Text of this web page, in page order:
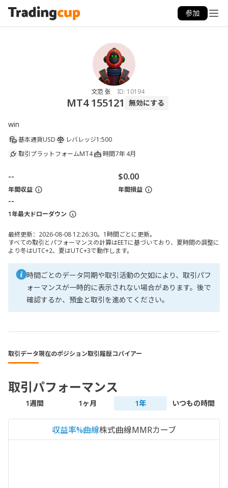
参加
文范 张 ID: 10194
MT4 155121 無効にする
win
基本通貨USD レバレッジ1:500
取引プラットフォームMT4 時間7年 4月
--
年間収益
$0.00
年間損益
--
1年最大ドローダウン
最終更新：2026-08-08 12:26:30。1時間ごとに更新。
すべての取引とパフォーマンスの計算はEETに基づいており、夏時間の調整に
より冬はUTC+2、夏はUTC+3で動作します。
時間ごとのデータ同期や取引活動の欠如により、取引パフ
ォーマンスが一時的に表示されない場合があります。後で
確認するか、預金と取引を進めてください。
取引データ現在のポジション取引履歴コパイアー
取引パフォーマンス
1週間 1ヶ月 1年 いつもの時間
収益率%曲線株式曲線MMRカーブ